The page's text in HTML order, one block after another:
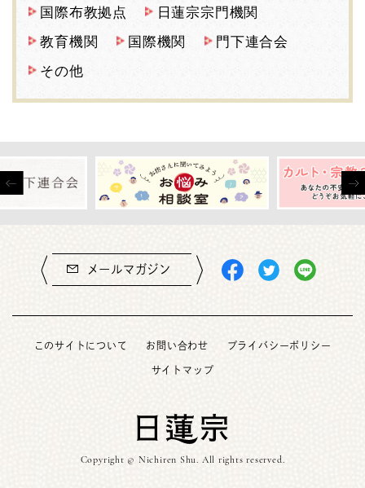
国際布教拠点
日蓮宗宗門機関
教育機関
国際機関
門下連合会
その他
メールマガジン
このサイトについて お問い合わせ プライバシーポリシー
サイトマップ
Copyright © Nichiren Shu. All rights reserved.